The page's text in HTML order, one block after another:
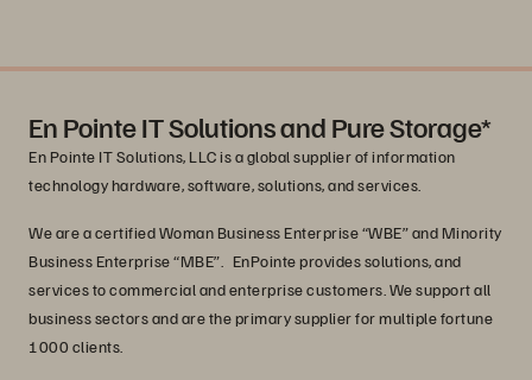
En Pointe IT Solutions and Pure Storage*
En Pointe IT Solutions, LLC is a global supplier of information
technology hardware, software, solutions, and services.
We are a certified Woman Business Enterprise “WBE” and Minority
Business Enterprise “MBE”. EnPointe provides solutions, and
services to commercial and enterprise customers. We support all
business sectors and are the primary supplier for multiple fortune
1000 clients.